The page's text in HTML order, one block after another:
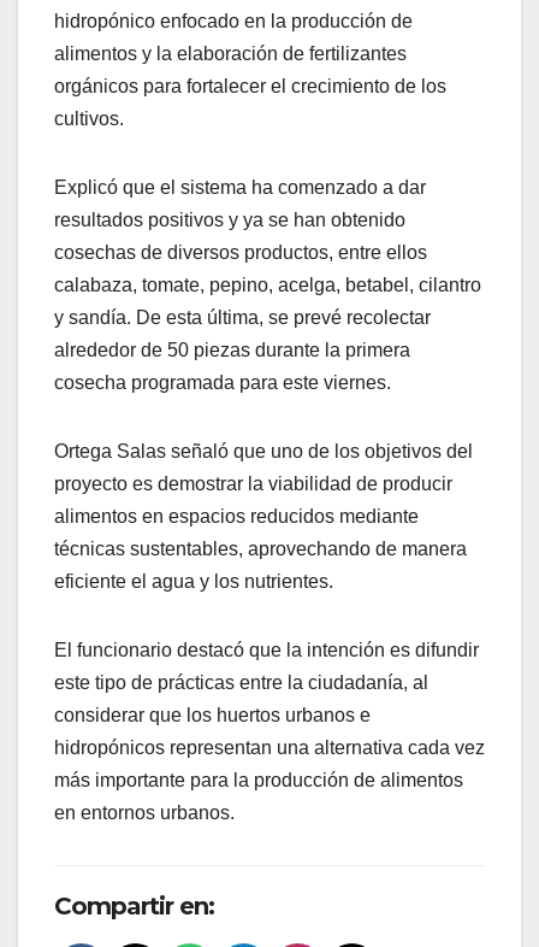
hidropónico enfocado en la producción de
alimentos y la elaboración de fertilizantes
orgánicos para fortalecer el crecimiento de los
cultivos.
Explicó que el sistema ha comenzado a dar
resultados positivos y ya se han obtenido
cosechas de diversos productos, entre ellos
calabaza, tomate, pepino, acelga, betabel, cilantro
y sandía. De esta última, se prevé recolectar
alrededor de 50 piezas durante la primera
cosecha programada para este viernes.
Ortega Salas señaló que uno de los objetivos del
proyecto es demostrar la viabilidad de producir
alimentos en espacios reducidos mediante
técnicas sustentables, aprovechando de manera
eficiente el agua y los nutrientes.
El funcionario destacó que la intención es difundir
este tipo de prácticas entre la ciudadanía, al
considerar que los huertos urbanos e
hidropónicos representan una alternativa cada vez
más importante para la producción de alimentos
en entornos urbanos.
Compartir en: